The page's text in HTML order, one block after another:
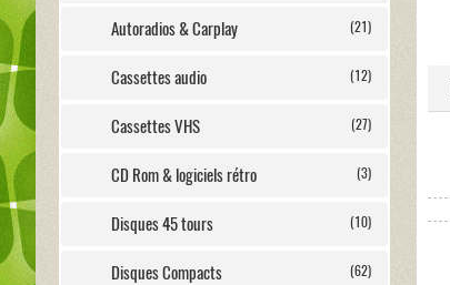
Autoradios & Carplay (21)
Cassettes audio (12)
Cassettes VHS (27)
CD Rom & logiciels rétro (3)
Disques 45 tours (10)
Disques Compacts (62)